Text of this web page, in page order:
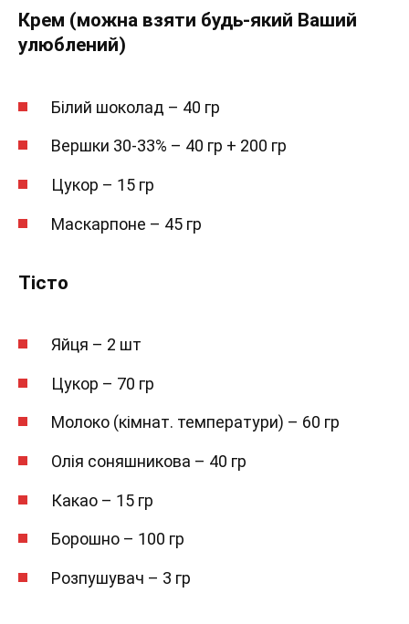
Крем (можна взяти будь-який Ваший
улюблений)
Білий шоколад – 40 гр
Вершки 30-33% – 40 гр + 200 гр
Цукор – 15 гр
Маскарпоне – 45 гр
Тісто
Яйця – 2 шт
Цукор – 70 гр
Молоко (кімнат. температури) – 60 гр
Олія соняшникова – 40 гр
Какао – 15 гр
Борошно – 100 гр
Розпушувач – 3 гр